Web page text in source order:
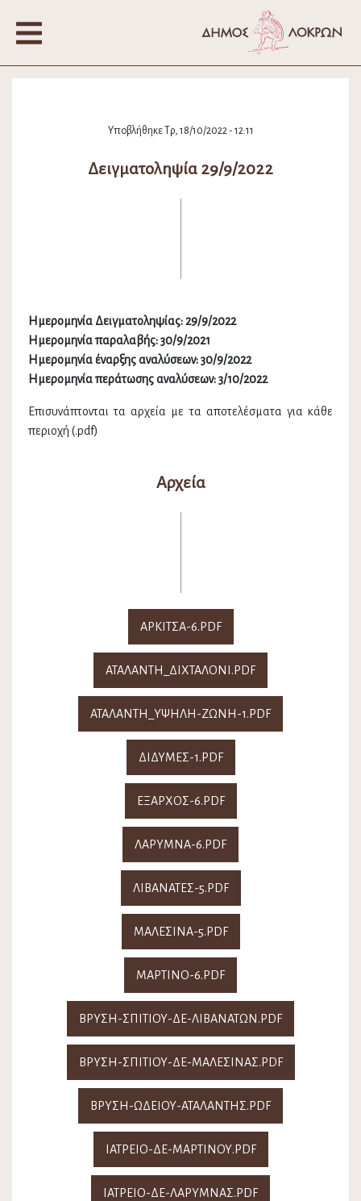
Υποβλήθηκε Τρ, 18/10/2022 - 12:11
Δειγματοληψία 29/9/2022
Ημερομηνία Δειγματοληψίας: 29/9/2022
Ημερομηνία παραλαβής: 30/9/2021
Ημερομηνία έναρξης αναλύσεων: 30/9/2022
Ημερομηνία περάτωσης αναλύσεων: 3/10/2022
Επισυνάπτονται τα αρχεία με τα αποτελέσματα για κάθε
περιοχή (.pdf)
Αρχεία
ΑΡΚΙΤΣΑ-6.PDF
ΑΤΑΛΑΝΤΗ_ΔΙΧΤΑΛΟΝΙ.PDF
ΑΤΑΛΑΝΤΗ_ΥΨΗΛΗ-ΖΩΝΗ-1.PDF
ΔΙΔΥΜΕΣ-1.PDF
ΕΞΑΡΧΟΣ-6.PDF
ΛΑΡΥΜΝΑ-6.PDF
ΛΙΒΑΝΑΤΕΣ-5.PDF
ΜΑΛΕΣΙΝΑ-5.PDF
ΜΑΡΤΙΝΟ-6.PDF
ΒΡΥΣΗ-ΣΠΙΤΙΟΥ-ΔΕ-ΛΙΒΑΝΑΤΩΝ.PDF
ΒΡΥΣΗ-ΣΠΙΤΙΟΥ-ΔΕ-ΜΑΛΕΣΙΝΑΣ.PDF
ΒΡΥΣΗ-ΩΔΕΙΟΥ-ΑΤΑΛΑΝΤΗΣ.PDF
ΙΑΤΡΕΙΟ-ΔΕ-ΜΑΡΤΙΝΟΥ.PDF
ΙΑΤΡΕΙΟ-ΔΕ-ΛΑΡΥΜΝΑΣ.PDF